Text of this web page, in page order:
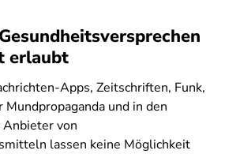
erlaubt
Apps, Zeitschriften, Funk,
Mundpropaganda und in den
Anbieter von
lassen keine Möglichkeit